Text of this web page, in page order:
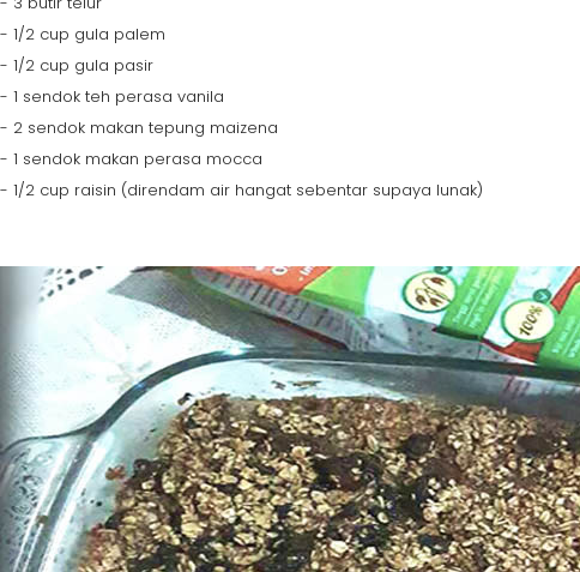
- 1/2 cup gula palem
- 1/2 cup gula pasir
- 1 sendok teh perasa vanila
- 2 sendok makan tepung maizena
- 1 sendok makan perasa mocca
- 1/2 cup raisin (direndam air hangat sebentar supaya lunak)